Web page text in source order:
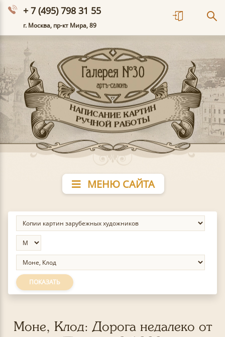
+ 7 (495) 798 31 55
г. Москва, пр-кт Мира, 89
МЕНЮ САЙТА
ПОКАЗАТЬ
Моне, Клод: Дорога недалеко от